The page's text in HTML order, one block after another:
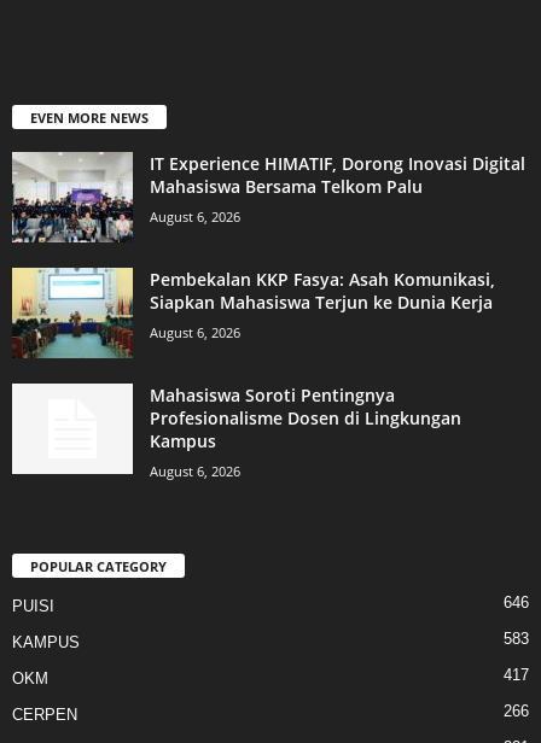
EVEN MORE NEWS
IT Experience HIMATIF, Dorong Inovasi Digital
Mahasiswa Bersama Telkom Palu
August 6, 2026
Pembekalan KKP Fasya: Asah Komunikasi,
Siapkan Mahasiswa Terjun ke Dunia Kerja
August 6, 2026
Mahasiswa Soroti Pentingnya
Profesionalisme Dosen di Lingkungan
Kampus
August 6, 2026
POPULAR CATEGORY
PUISI 646
KAMPUS 583
OKM 417
CERPEN 266